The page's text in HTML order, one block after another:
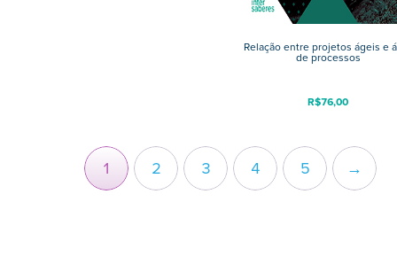
Relação entre projetos ágeis e
de processos
R$76,00
1 2 3 4 5 →